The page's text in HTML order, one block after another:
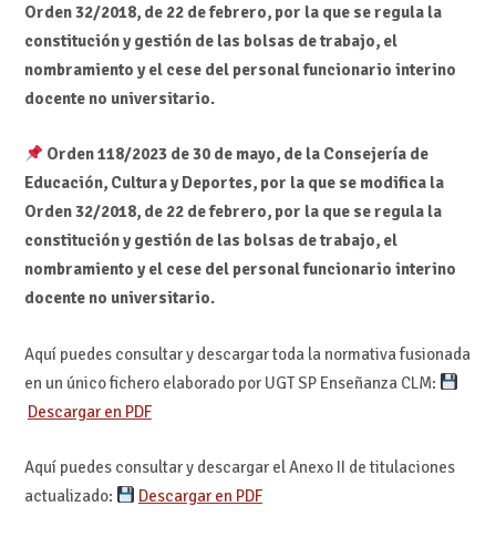
Orden 32/2018, de 22 de febrero, por la que se regula la
constitución y gestión de las bolsas de trabajo, el
nombramiento y el cese del personal funcionario interino
docente no universitario.
Orden 118/2023 de 30 de mayo, de la Consejería de
Educación, Cultura y Deportes, por la que se modifica la
Orden 32/2018, de 22 de febrero, por la que se regula la
constitución y gestión de las bolsas de trabajo, el
nombramiento y el cese del personal funcionario interino
docente no universitario.
Aquí puedes consultar y descargar toda la normativa fusionada
en un único fichero elaborado por UGT SP Enseñanza CLM:
Descargar en PDF
Aquí puedes consultar y descargar el Anexo II de titulaciones
actualizado:
Descargar en PDF